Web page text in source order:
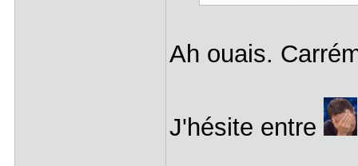
Ah ouais.
J'hésite entre